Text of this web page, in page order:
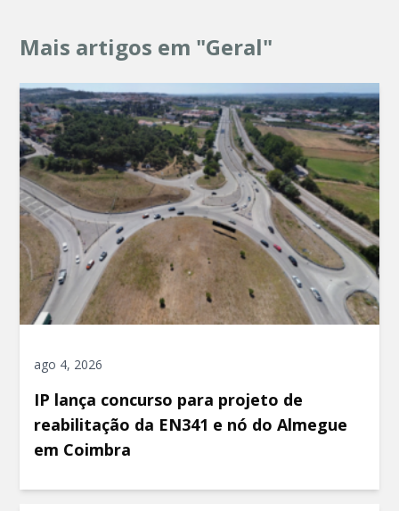
Mais artigos em "Geral"
ago 4, 2026
IP lança concurso para projeto de
reabilitação da EN341 e nó do Almegue
em Coimbra